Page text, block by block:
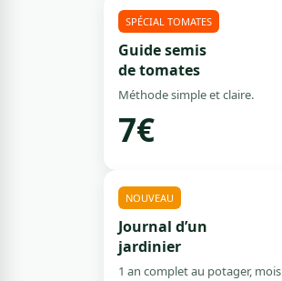
SPÉCIAL TOMATES
Guide semis
de tomates
Méthode simple et claire.
7€
NOUVEAU
Journal d’un
jardinier
1 an complet au potager, mois